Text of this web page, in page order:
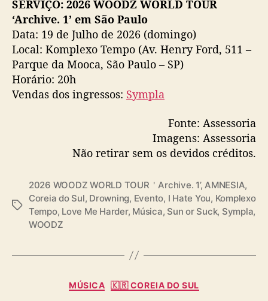
SERVIÇO: 2026 WOODZ WORLD TOUR
‘Archive. 1’ em São Paulo
Data: 19 de Julho de 2026 (domingo)
Local: Komplexo Tempo (Av. Henry Ford, 511 –
Parque da Mooca, São Paulo – SP)
Horário: 20h
Vendas dos ingressos: Sympla
Fonte: Assessoria
Imagens: Assessoria
Não retirar sem os devidos créditos.
T
2026 WOODZ WORLD TOUR＇Archive. 1’, AMNESIA,
Coreia do Sul, Drowning, Evento, I Hate You, Komplexo
Tempo, Love Me Harder, Música, Sun or Suck, Sympla,
WOODZ
C
MÚSICA 🇰🇷 COREIA DO SUL